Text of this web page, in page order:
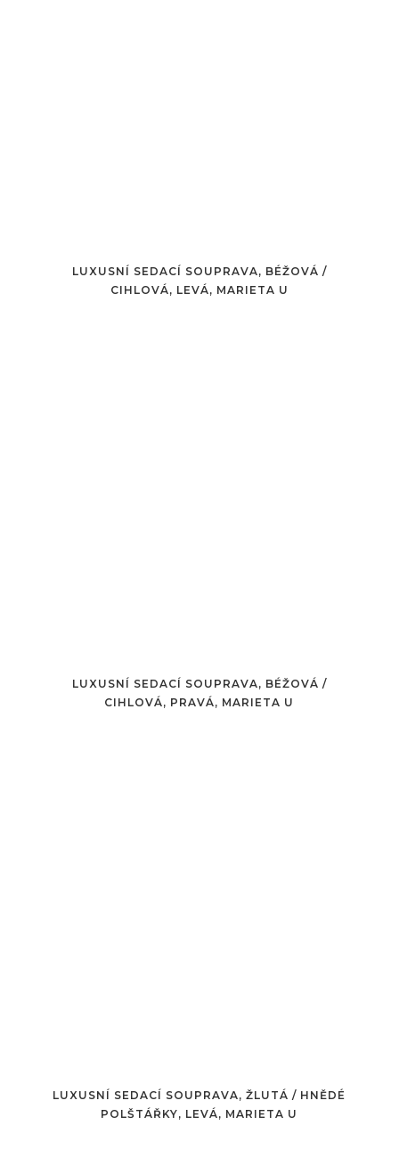
LUXUSNÍ SEDACÍ SOUPRAVA, BÉŽOVÁ /
CIHLOVÁ, LEVÁ, MARIETA U
LUXUSNÍ SEDACÍ SOUPRAVA, BÉŽOVÁ /
CIHLOVÁ, PRAVÁ, MARIETA U
LUXUSNÍ SEDACÍ SOUPRAVA, ŽLUTÁ / HNĚDÉ
POLŠTÁŘKY, LEVÁ, MARIETA U